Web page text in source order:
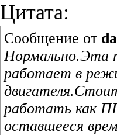
Цитата:
Сообщение от
Нормально.Эта
работает в
работать как
оставшееся